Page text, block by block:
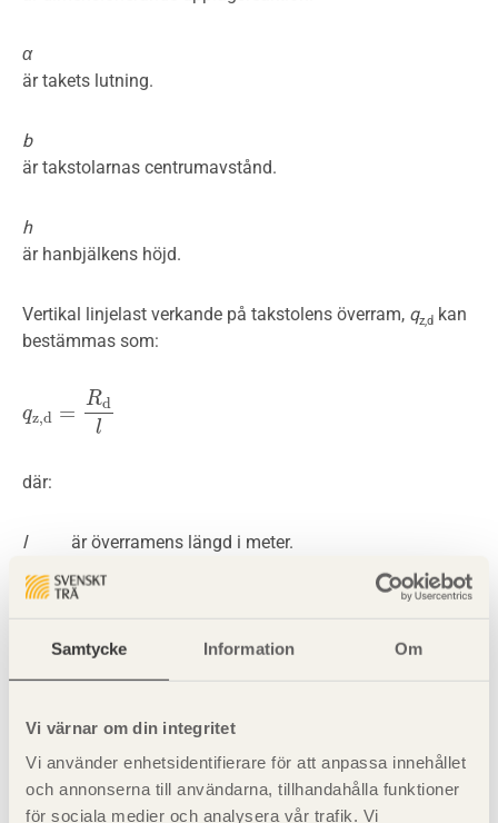
Samtycke Information Om
Vi värnar om din integritet
Vi använder enhetsidentifierare för att anpassa innehållet
och annonserna till användarna, tillhandahålla funktioner
för sociala medier och analysera vår trafik. Vi
α
är takets lutning.
b
är takstolarnas centrumavstånd.
h
är hanbjälkens höjd.
Vertikal linjelast verkande på takstolens överram, qz,d kan
bestämmas som:
qz,d =
Rd
l
qz ,d =R dl
där:
l är överramens längd i meter.
Rd är dimensionerande upplagsreaktion.
Totala lasten
d som verkar på parallellfackverket
Se även